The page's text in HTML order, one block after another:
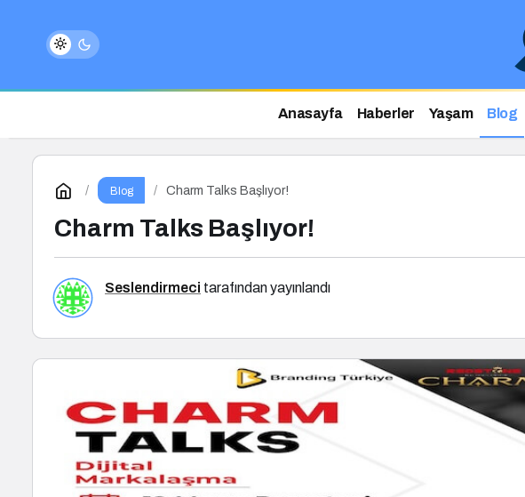
Anasayfa Haberler Yaşam Blog
Blog Charm Talks Başlıyor!
Charm Talks Başlıyor!
Seslendirmeci tarafından yayınlandı